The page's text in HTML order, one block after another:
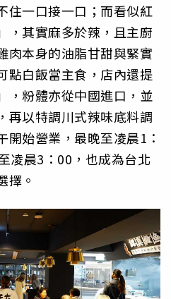
住一口接一口；而看似紅
，其實麻多於辣，且主廚
肉本身的油脂甘甜與緊實
點白飯當主食，店內還提
，粉體亦從中國進口，並
再以特調川式辣味底料調
始營業，最晚至凌晨1：
凌晨3：00，也成為台北
擇。